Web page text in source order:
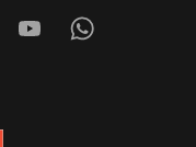
YoutubeWhatsapp